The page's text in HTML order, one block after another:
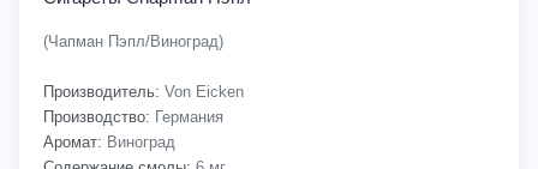
(Чапман Пэпл/Виноград)
Производитель: Von Eicken
Производство: Германия
Аромат: Виноград